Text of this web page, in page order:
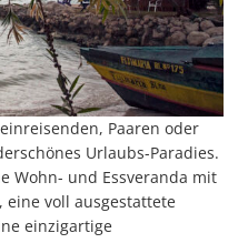
Paaren oder
Urlaubs-Paradies.
Wohn- und Essveranda mit
eine voll ausgestattete
einzigartige